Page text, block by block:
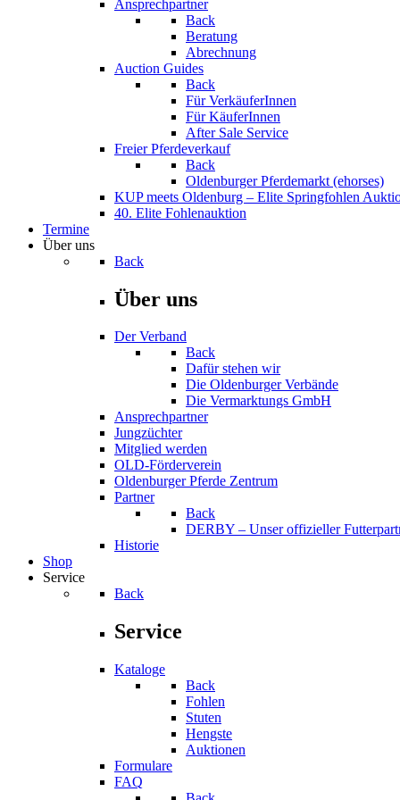
Ansprechpartner
Back
Beratung
Abrechnung
Auction Guides
Back
Für VerkäuferInnen
Für KäuferInnen
After Sale Service
Freier Pferdeverkauf
Back
Oldenburger Pferdemarkt (ehorses)
KUP meets Oldenburg – Elite Springfohlen
40. Elite Fohlenauktion
Termine
Über uns
Back
Über uns
Der Verband
Back
Dafür stehen wir
Die Oldenburger Verbände
Die Vermarktungs GmbH
Ansprechpartner
Jungzüchter
Mitglied werden
OLD-Förderverein
Oldenburger Pferde Zentrum
Partner
Back
DERBY – Unser offizieller
Historie
Shop
Service
Back
Service
Kataloge
Back
Fohlen
Stuten
Hengste
Auktionen
Formulare
FAQ